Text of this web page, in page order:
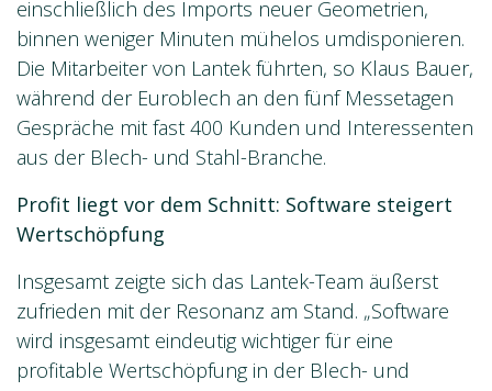
einschließlich des Imports neuer Geometrien,
binnen weniger Minuten mühelos umdisponieren.
Die Mitarbeiter von Lantek führten, so Klaus Bauer,
während der Euroblech an den fünf Messetagen
Gespräche mit fast 400 Kunden und Interessenten
aus der Blech- und Stahl-Branche.
Profit liegt vor dem Schnitt: Software steigert
Wertschöpfung
Insgesamt zeigte sich das Lantek-Team äußerst
zufrieden mit der Resonanz am Stand. „Software
wird insgesamt eindeutig wichtiger für eine
profitable Wertschöpfung in der Blech- und